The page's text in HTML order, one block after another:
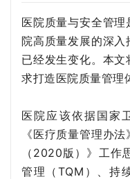
医院质量与安全管
院高质量发展的深
已经发生变化。本
求打造医院质量管理
医院应该依据国家
《医疗质量管理办
（2020版）》工作
管理（TQM）、持